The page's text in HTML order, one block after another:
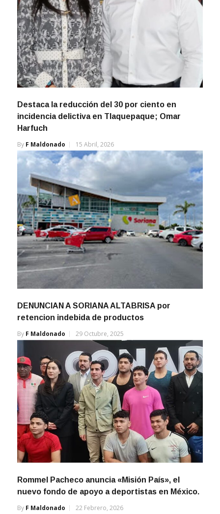
Destaca la reducción del 30 por ciento en
incidencia delictiva en Tlaquepaque; Omar
Harfuch
By F Maldonado 15 Abril, 2026
DENUNCIAN A SORIANA ALTABRISA por
retencion indebida de productos
By F Maldonado 29 Octubre, 2025
Rommel Pacheco anuncia «Misión País», el
nuevo fondo de apoyo a deportistas en México.
By F Maldonado 22 Febrero, 2026